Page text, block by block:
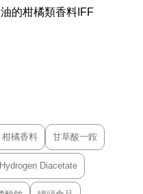
Hydrogen Diacetate